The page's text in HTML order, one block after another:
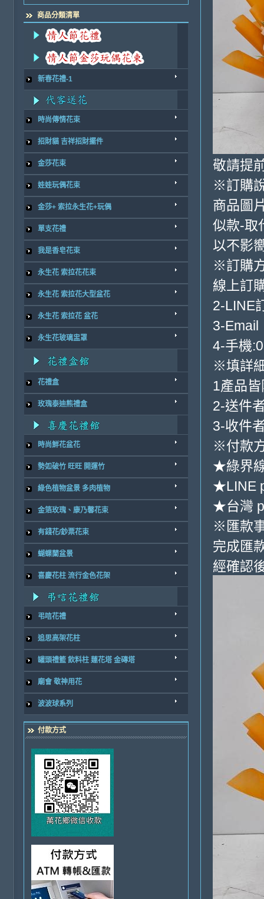
商品分類清單
新春花禮-1
時尚傳情花束
招財貓 吉祥招財擺件
金莎花束
娃娃玩偶花束
金莎+ 索拉永生花+玩偶
單支花禮
我是香皂花束
永生花 索拉花花束
永生花 索拉花大型盆花
永生花 索拉花 盆花
永生花玻璃盅罩
花禮盒
玫瑰泰迪熊禮盒
時尚鮮花盆花
勢如破竹 旺旺 開運竹
綠色植物盆景 多肉植物
金箔玫瑰、康乃馨花束
有錢花/鈔票花束
蝴蝶蘭盆景
喜慶花柱 流行金色花架
弔唁花禮
追思高架花柱
罐頭禮籃 飲料柱 蓮花塔 金磚塔
廟會 敬神用花
波波球系列
付款方式
敬請提
※訂購
商品圖
似款-取
以不影
※訂購
線上訂
2-LINE
3-Email
4-手機
※填詳
1產品
2-送件
3-收件
※付款
★綠界
★LINE
★台灣
※匯款
完成匯
經確認